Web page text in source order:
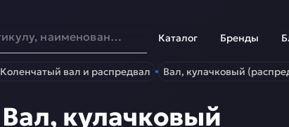
Каталог Бренды
Коленчатый вал и распредвал Вал, кулачковый
Вал, кулачковый